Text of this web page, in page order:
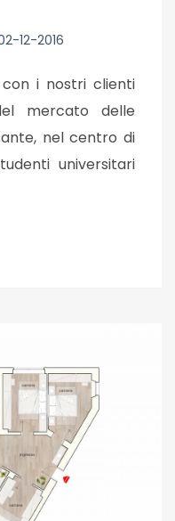
12-2016
i nostri clienti
mercato delle
nel centro di
universitari